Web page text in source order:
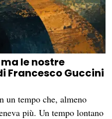
le nostre
Francesco Guccini
un tempo che, almeno
più. Un tempo lontano